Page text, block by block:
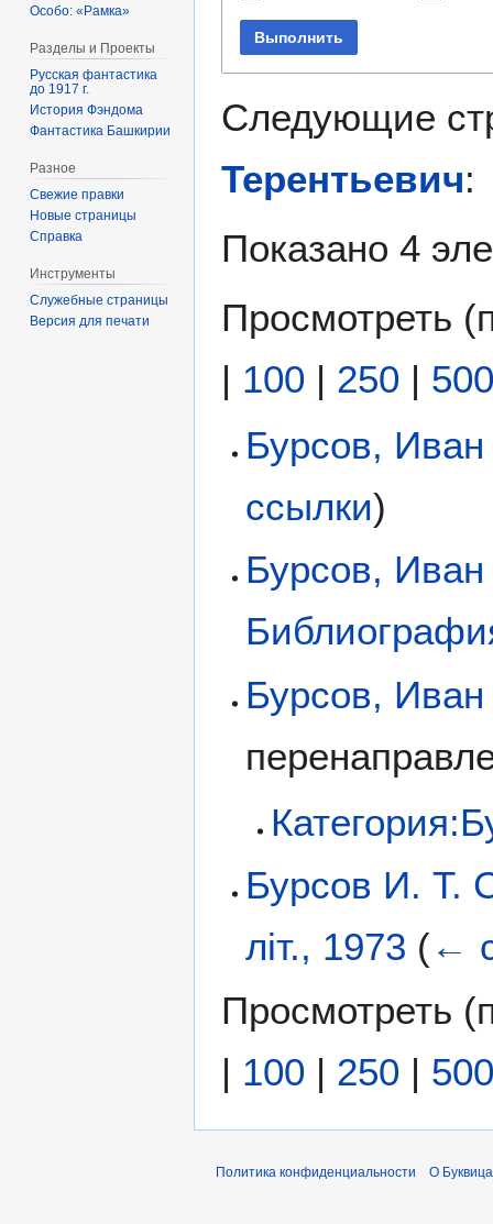
Выполнить
Следующие
Терентьевич:
Показано 4
Просмотреть (
| 100 | 250 | 500
Бурсов,
ссылки)
Бурсов, Иван
Бурсов, Иван
Бурсов И. Т.
літ., 1973 (←
Просмотреть (
| 100 | 250 | 500
Особо: «Рамка»
Разделы и Проекты
Русская фантастика
до 1917 г.
История Фэндома
Фантастика Башкирии
Разное
Свежие правки
Новые страницы
Справка
Инструменты
Служебные страницы
Версия для печати
Политика конфиденциальности О Буквица